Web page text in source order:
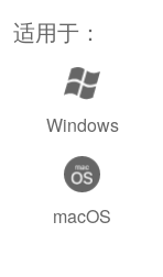
适用于：
Windows
macOS